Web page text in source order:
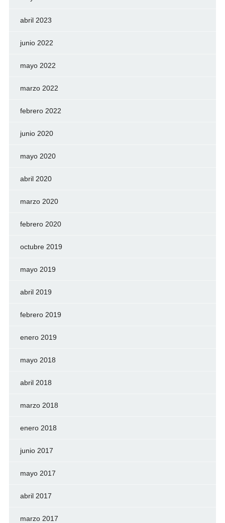
abril 2023
junio 2022
mayo 2022
marzo 2022
febrero 2022
junio 2020
mayo 2020
abril 2020
marzo 2020
febrero 2020
octubre 2019
mayo 2019
abril 2019
febrero 2019
enero 2019
mayo 2018
abril 2018
marzo 2018
enero 2018
junio 2017
mayo 2017
abril 2017
marzo 2017